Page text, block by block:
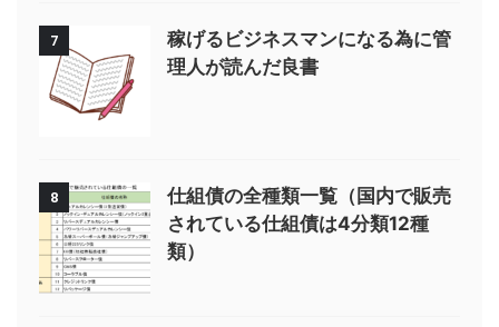
7
稼げるビジネスマンになる為に管
理人が読んだ良書
8
仕組債の全種類一覧（国内で販売
されている仕組債は4分類12種
類）